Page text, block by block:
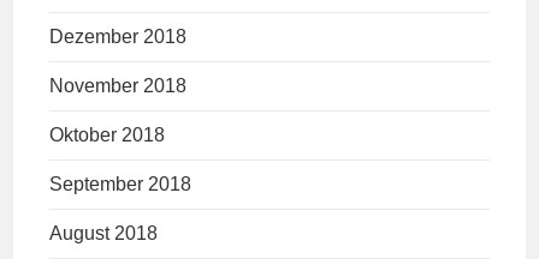
Dezember 2018
November 2018
Oktober 2018
September 2018
August 2018